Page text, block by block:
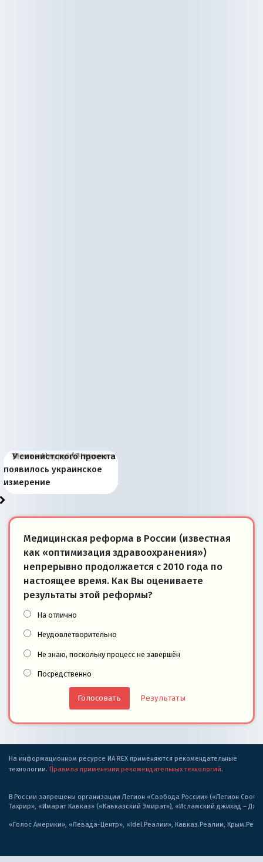
Киевская марионетка
Запада рассказала о
«переобувании» хозяев
В России назрели
перемены: 15 шагов к
суверенной экономике
Миграционный пожар
Европы
Россия начинает
сбрасывать балласт
Анкориджа
Россия зимой 1904
года: первые уступки во
внутренней политике
Русская нация вчера и
сегодня
Почему правый крах в
Варшаве не поможет её
отношениям с Россией?
Место Науру / Науэро в
современной истории
Южной Осетии
У сионистского проекта
появилось украинское
измерение
Медицинская реформа в России (известная
как «оптимизация здравоохранения»)
непрерывно продолжается с 2010 года по
настоящее время. Как Вы оцениваете
результаты этой реформы?
На отлично
Неудовлетворительно
Не знаю, поскольку процесс не завершён
Посредственно
Результаты
На информационном ресурсе ИА REX применяются рекомендательные
технологии. Правила применения рекомендательных технологий.
В России запрещены организации Легион «Свобода России» («Легион
Тахрир», «Имарат Кавказ» («Кавказский Эмират»), «Исламский джихад –
«Голос Америки», «Левада-Центр», «Idel.Реалии», Кавказ.Реалии,